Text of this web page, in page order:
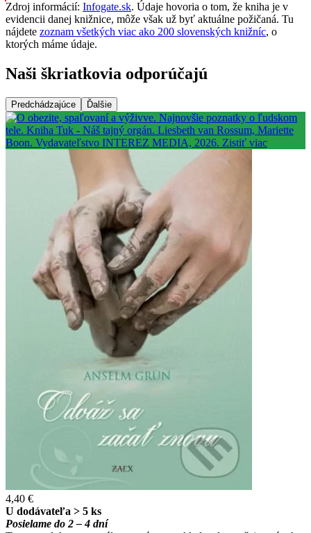
Zdroj informácií: Infogate.sk. Údaje hovoria o tom, že kniha je v
evidencii danej knižnice, môže však už byť aktuálne požičaná. Tu
nájdete zoznam všetkých viac ako 200 slovenských knižníc, o
ktorých máme údaje.
Naši škriatkovia odporúčajú
Predchádzajúce Ďalšie
4,40 €
U dodávateľa > 5 ks
Posielame do 2 – 4 dní